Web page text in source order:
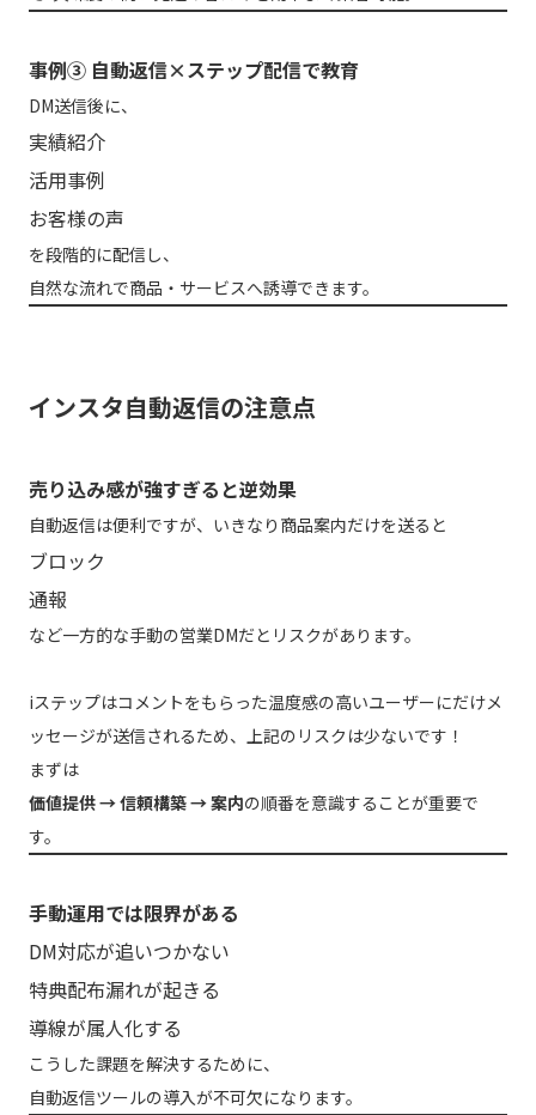
事例③ 自動返信×ステップ配信で教育
DM送信後に、
実績紹介
活用事例
お客様の声
を段階的に配信し、
自然な流れで商品・サービスへ誘導できます。
インスタ自動返信の注意点
売り込み感が強すぎると逆効果
自動返信は便利ですが、いきなり商品案内だけを送ると
ブロック
通報
など一方的な手動の営業DMだとリスクがあります。
iステップはコメントをもらった温度感の高いユーザーにだけメ
ッセージが送信されるため、上記のリスクは少ないです！
まずは
価値提供 → 信頼構築 → 案内の順番を意識することが重要で
す。
手動運用では限界がある
DM対応が追いつかない
特典配布漏れが起きる
導線が属人化する
こうした課題を解決するために、
自動返信ツールの導入が不可欠になります。